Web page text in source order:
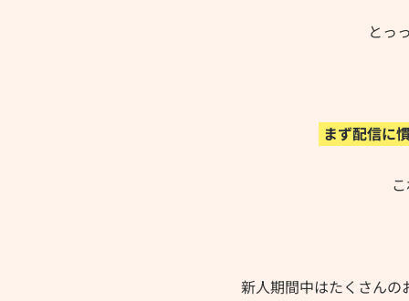
とっ
まず配信に
新人期間中はたくさんの